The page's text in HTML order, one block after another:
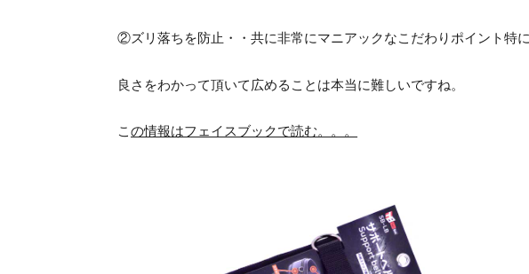
②ズリ落ちを防止・・共に非常にマニアックなこだわりポイント特
良さをわかって頂いて広めることは本当に難しいですね。
こ の情報はフェイスブックで読む。。。